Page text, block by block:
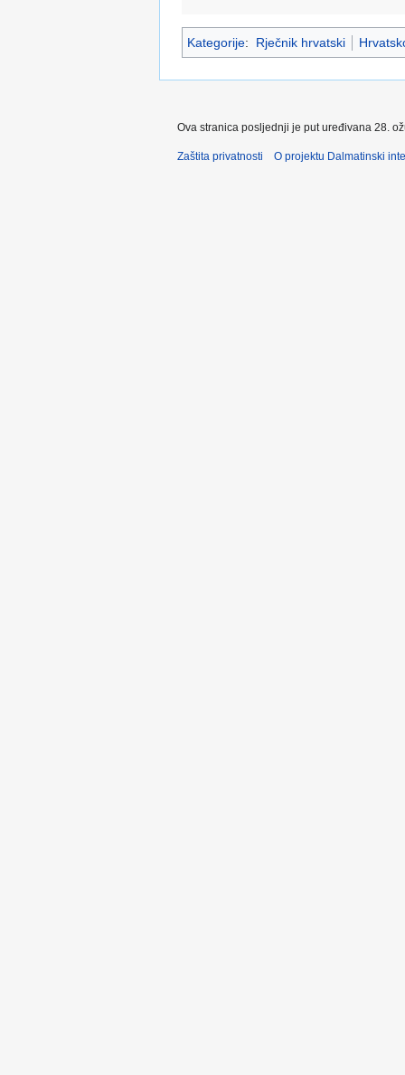
Kategorije: Rječnik hrvatski
Ova stranica posljednji je put uređivana 28.
Zaštita privatnosti O projektu Dalmatinski